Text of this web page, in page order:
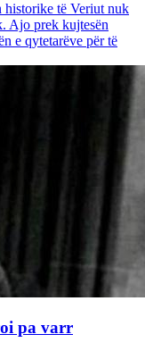
historike të Veriut nuk
Ajo prek kujtesën
e qytetarëve për të
pa varr